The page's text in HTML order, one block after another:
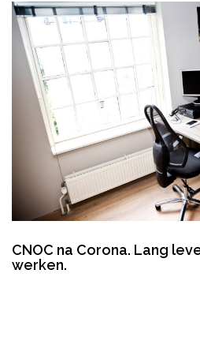
CNOC na Corona. Lang
werken.